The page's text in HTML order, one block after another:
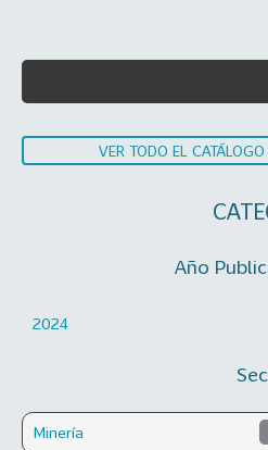
VER TODO EL CATÁLOGO
Año
2024
Minería